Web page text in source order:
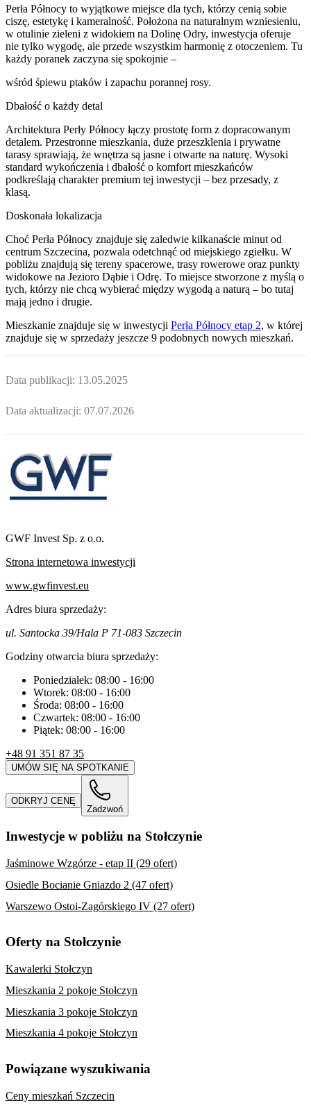
Perła Północy to wyjątkowe miejsce dla tych, którzy cenią sobie
ciszę, estetykę i kameralność. Położona na naturalnym wzniesieniu,
w otulinie zieleni z widokiem na Dolinę Odry, inwestycja oferuje
nie tylko wygodę, ale przede wszystkim harmonię z otoczeniem. Tu
każdy poranek zaczyna się spokojnie –
wśród śpiewu ptaków i zapachu porannej rosy.
Dbałość o każdy detal
Architektura Perły Północy łączy prostotę form z dopracowanym
detalem. Przestronne mieszkania, duże przeszklenia i prywatne
tarasy sprawiają, że wnętrza są jasne i otwarte na naturę. Wysoki
standard wykończenia i dbałość o komfort mieszkańców
podkreślają charakter premium tej inwestycji – bez przesady, z
klasą.
Doskonała lokalizacja
Choć Perła Północy znajduje się zaledwie kilkanaście minut od
centrum Szczecina, pozwala odetchnąć od miejskiego zgiełku. W
pobliżu znajdują się tereny spacerowe, trasy rowerowe oraz punkty
widokowe na Jezioro Dąbie i Odrę. To miejsce stworzone z myślą o
tych, którzy nie chcą wybierać między wygodą a naturą – bo tutaj
mają jedno i drugie.
Mieszkanie znajduje się w inwestycji Perła Północy etap 2, w której
znajduje się w sprzedaży jeszcze 9 podobnych nowych mieszkań.
Data publikacji: 13.05.2025
Data aktualizacji: 07.07.2026
GWF Invest Sp. z o.o.
Strona internetowa inwestycji
www.gwfinvest.eu
Adres biura sprzedaży:
ul. Santocka 39/Hala P 71-083 Szczecin
Godziny otwarcia biura sprzedaży:
Poniedziałek: 08:00 - 16:00
Wtorek: 08:00 - 16:00
Środa: 08:00 - 16:00
Czwartek: 08:00 - 16:00
Piątek: 08:00 - 16:00
+48 91 351 87 35
UMÓW SIĘ NA SPOTKANIE
ODKRYJ CENĘ
Zadzwoń
Inwestycje w pobliżu na Stołczynie
Jaśminowe Wzgórze - etap II (29 ofert)
Osiedle Bocianie Gniazdo 2 (47 ofert)
Warszewo Ostoi-Zagórskiego IV (27 ofert)
Oferty na Stołczynie
Kawalerki Stołczyn
Mieszkania 2 pokoje Stołczyn
Mieszkania 3 pokoje Stołczyn
Mieszkania 4 pokoje Stołczyn
Powiązane wyszukiwania
Ceny mieszkań Szczecin